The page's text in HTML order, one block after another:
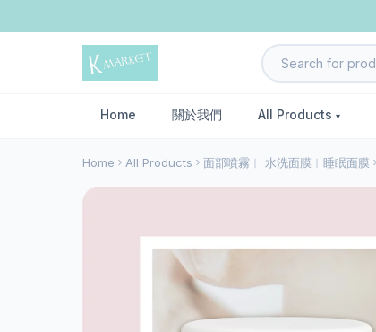
Home 關於我們 All Products
Home All Products 面部噴霧︱ 水洗面膜︱睡眠面膜